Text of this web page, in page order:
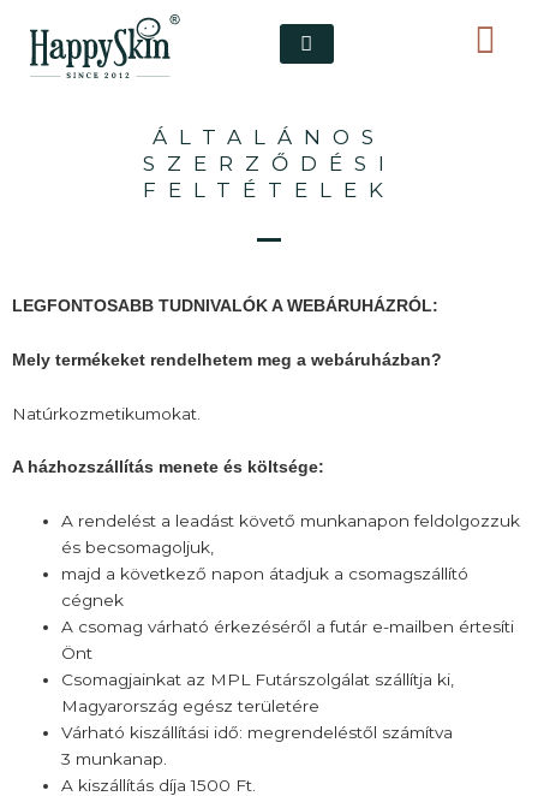
content
ÁLTALÁNOS
SZERZŐDÉSI
FELTÉTELEK
LEGFONTOSABB TUDNIVALÓK A WEBÁRUHÁZRÓL:
Mely termékeket rendelhetem meg a webáruházban?
Natúrkozmetikumokat.
A házhozszállítás menete és költsége:
A rendelést a leadást követő munkanapon feldolgozzuk
és becsomagoljuk,
majd a következő napon átadjuk a csomagszállító
cégnek
A csomag várható érkezéséről a futár e-mailben értesíti
Önt
Csomagjainkat az MPL Futárszolgálat szállítja ki,
Magyarország egész területére
Várható kiszállítási idő: megrendeléstől számítva
3 munkanap.
A kiszállítás díja 1500 Ft.